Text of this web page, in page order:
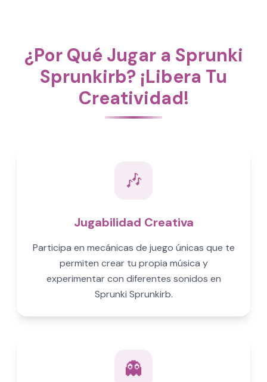
¿Por Qué Jugar a Sprunki
Sprunkirb? ¡Libera Tu
Creatividad!
🎶
Jugabilidad Creativa
Participa en mecánicas de juego únicas que te
permiten crear tu propia música y
experimentar con diferentes sonidos en
Sprunki Sprunkirb.
👻